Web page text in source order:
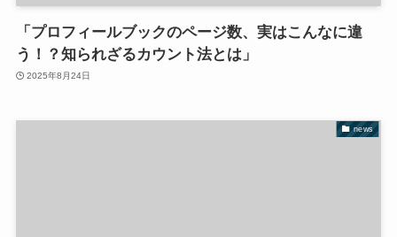
「プロフィールブックのページ数、実はこんなに違
う！？知られざるカウント法とは」
2025年8月24日
news